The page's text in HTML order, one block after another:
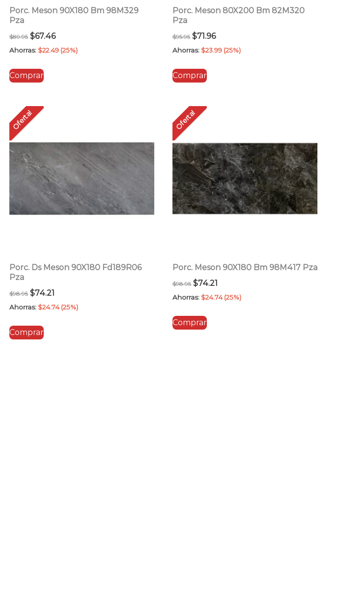
Porc. Meson 90X180 Bm 98M329
Pza
$89.95 El
precio
era:
$67.46El
precio
Ahorras: $22.49 (25%)
Comprar
Porc. Meson 80X200 Bm 82M320
Pza
$95.95 El
precio
era:
$71.96El
precio
Ahorras: $23.99 (25%)
Comprar
Oferta!
Porc. Ds Meson 90X180 Fd189R06
Pza
$98.95 El
precio
era:
$74.21El
precio
Ahorras: $24.74 (25%)
Comprar
Oferta!
Porc. Meson 90X180 Bm 98M417 Pza
$98.95 El
precio
era:
$74.21El
precio
Ahorras: $24.74 (25%)
Comprar